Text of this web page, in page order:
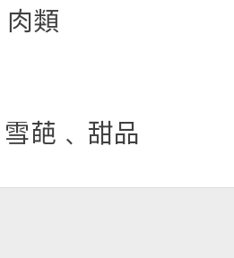
肉類
葩﹑ 甜品